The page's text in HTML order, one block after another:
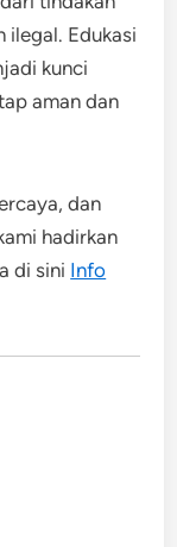
ilegal. Edukasi
kunci
aman dan
dan
hadirkan
di sini Info